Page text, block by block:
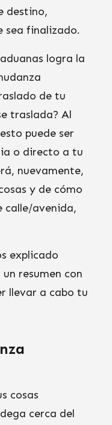
destino,
sea finalizado.
logra la
de tu
traslada? Al
puede ser
o directo a tu
nuevamente,
y de cómo
calle/avenida,
explicado
resumen con
llevar a cabo tu
cosas
cerca del